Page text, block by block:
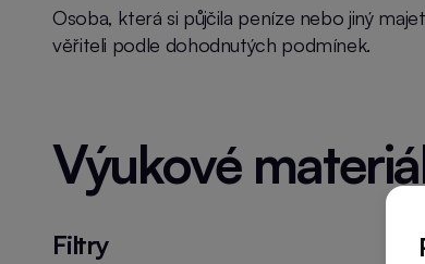
Osoba, která si půjčila peníze nebo jiný
věřiteli podle dohodnutých podmínek.
Výukové
Filtry